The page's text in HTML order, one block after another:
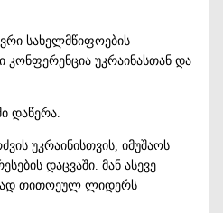
სახელმწიფოების
კონფერენცია უკრაინასთან და
დაწერა.
უკრაინისთვის, იმუშაოს
დაცვაში. მან ასევე
თითოეულ ლიდერს